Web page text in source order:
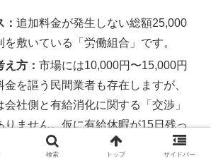
：追加料金が発生しない総額25,000
を敷いている「労働組合」です。
え方：市場には10,000円〜15,000円
を謳う民間業者も存在しますが、
会社側と有給消化に関する「交渉」
りません。仮に有給休暇が15日残っ
、交渉権のない業者を利用して有給
検索 トップ サイドバー